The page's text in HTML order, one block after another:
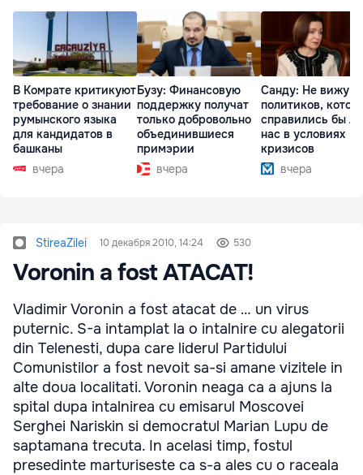
В Комрате критикуют
требование о знании
румынского языка
для кандидатов в
башканы
вчера
Бузу: Финансовую
поддержку получат
только добровольно
объединившиеся
примэрии
вчера
Санду: Не вижу
политиков,
справились бы
нас в условиях
кризисов
вчера
StireaZilei 10 декабря 2010, 14:24 530
Voronin a fost ATACAT!
Vladimir Voronin a fost atacat de … un virus
puternic. S-a intamplat la o intalnire cu alegatorii
din Telenesti, dupa care liderul Partidului
Comunistilor a fost nevoit sa-si amane vizitele in
alte doua localitati. Voronin neaga ca a ajuns la
spital dupa intalnirea cu emisarul Moscovei
Serghei Nariskin si democratul Marian Lupu de
saptamana trecuta. In acelasi timp, fostul
presedinte marturiseste ca s-a ales cu o raceala